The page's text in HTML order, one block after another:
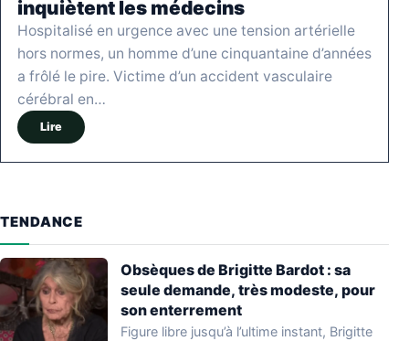
inquiètent les médecins
Hospitalisé en urgence avec une tension artérielle
hors normes, un homme d’une cinquantaine d’années
a frôlé le pire. Victime d’un accident vasculaire
cérébral en…
Lire
TENDANCE
Obsèques de Brigitte Bardot : sa
seule demande, très modeste, pour
son enterrement
Figure libre jusqu’à l’ultime instant, Brigitte